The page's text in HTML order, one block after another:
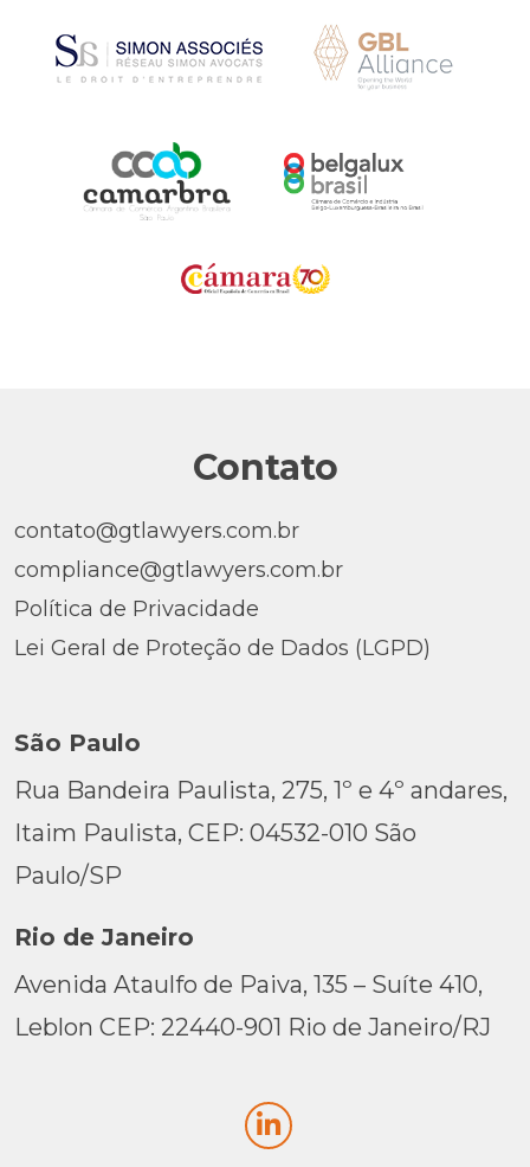
Contato
contato@gtlawyers.com.br
compliance@gtlawyers.com.br
Política de Privacidade
Lei Geral de Proteção de Dados (LGPD)
São Paulo
Rua Bandeira Paulista, 275, 1º e 4º andares,
Itaim Paulista, CEP: 04532-010 São
Paulo/SP
Rio de Janeiro
Avenida Ataulfo de Paiva, 135 – Suíte 410,
Leblon CEP: 22440-901 Rio de Janeiro/RJ